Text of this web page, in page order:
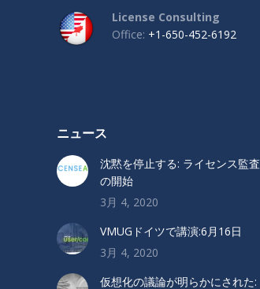
License Consulting
Office: +1-650-452-6192
ニュース
沈黙を停止する: ライセンス監査
の開始
3月 4, 2020
VMUGドイツで講演:6月16日
3月 4, 2020
仮想化の議論が明らかにされた: